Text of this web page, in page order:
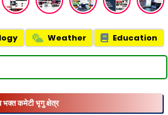
Weather Education
भक्त कमेटी भृगु क्षेत्र